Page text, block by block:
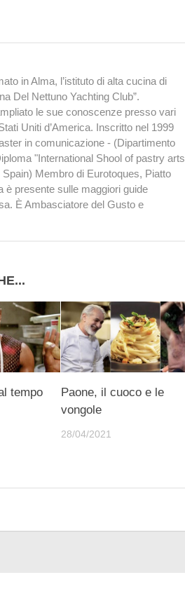
in Alma, l’istituto di alta cucina di
Del Nettuno Yachting Club”.
le sue conoscenze presso vari
Uniti d’America. Inscritto nel 1999
in comunicazione - (Dipartimento
"International Shool of pastry arts
Membro di Eurotoques, Piatto
è presente sulle maggiori guide
È Ambasciatore del Gusto e
tempo
Paone, il cuoco e le
vongole
28/04/2021